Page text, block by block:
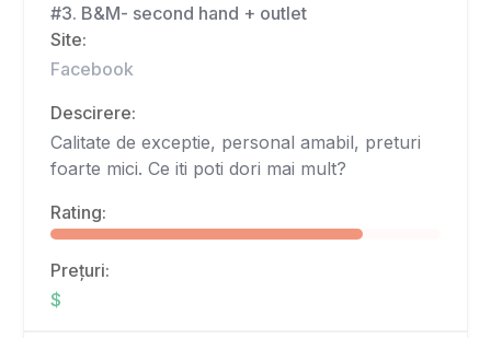
#3. B&M- second hand + outlet
Site:
Facebook
Descirere:
Calitate de exceptie, personal amabil, preturi
foarte mici. Ce iti poti dori mai mult?
Rating:
Prețuri:
$